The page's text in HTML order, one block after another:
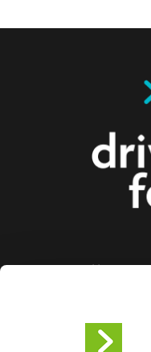
Nous
aux
bout